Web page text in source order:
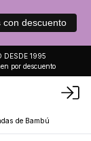
con descuento
DESDE 1995
por descuento
de Bambú